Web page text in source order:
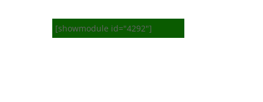
[showmodule id="4292"]